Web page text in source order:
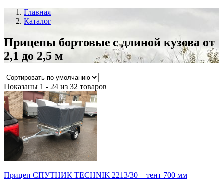
Главная
Каталог
Прицепы бортовые с длиной кузова от
2,1 до 2,5 м
Показаны 1 - 24 из 32 товаров
Прицеп СПУТНИК TECHNIK 2213/30 + тент 700 мм